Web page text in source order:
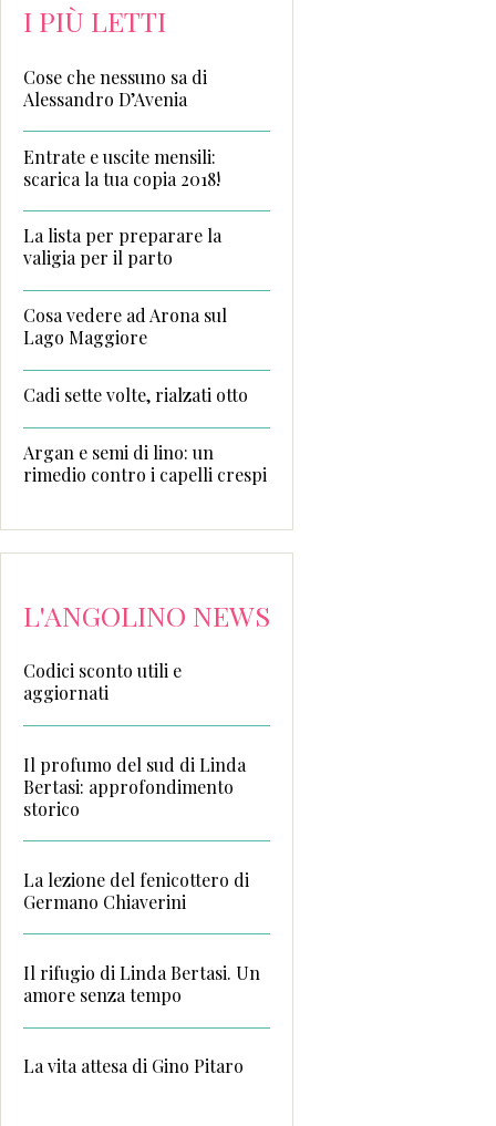
I PIÙ LETTI
Cose che nessuno sa di
Alessandro D’Avenia
Entrate e uscite mensili:
scarica la tua copia 2018!
La lista per preparare la
valigia per il parto
Cosa vedere ad Arona sul
Lago Maggiore
Cadi sette volte, rialzati otto
Argan e semi di lino: un
rimedio contro i capelli crespi
L'ANGOLINO NEWS
Codici sconto utili e
aggiornati
Il profumo del sud di Linda
Bertasi: approfondimento
storico
La lezione del fenicottero di
Germano Chiaverini
Il rifugio di Linda Bertasi. Un
amore senza tempo
La vita attesa di Gino Pitaro